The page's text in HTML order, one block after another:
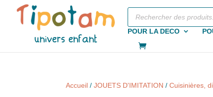
Recherche
produits
POUR LA DECO
Accueil /JOUETS D'IMITATION /Cuisinières,